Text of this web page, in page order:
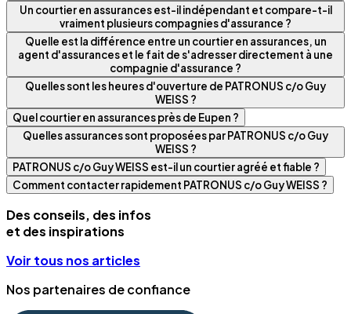
Un courtier en assurances est-il indépendant et compare-t-il
vraiment plusieurs compagnies d'assurance ?
Quelle est la différence entre un courtier en assurances, un
agent d'assurances et le fait de s'adresser directement à une
compagnie d'assurance ?
Quelles sont les heures d'ouverture de PATRONUS c/o Guy
WEISS ?
Quel courtier en assurances près de Eupen ?
Quelles assurances sont proposées par PATRONUS c/o Guy
WEISS ?
PATRONUS c/o Guy WEISS est-il un courtier agréé et fiable ?
Comment contacter rapidement PATRONUS c/o Guy WEISS ?
Des conseils, des infos
et des inspirations
Voir tous nos articles
Nos partenaires de confiance